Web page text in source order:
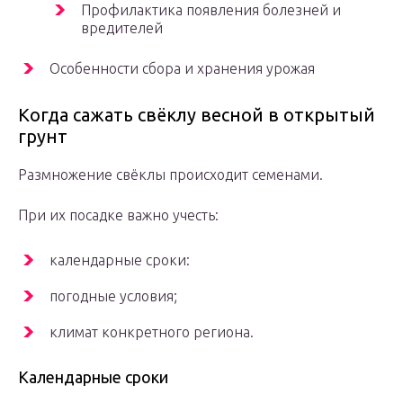
Профилактика появления болезней и
вредителей
Особенности сбора и хранения урожая
Когда сажать свёклу весной в открытый
грунт
Размножение свёклы происходит семенами.
При их посадке важно учесть:
календарные сроки:
погодные условия;
климат конкретного региона.
Календарные сроки